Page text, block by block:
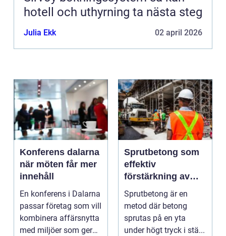
hotell och uthyrning ta nästa steg
Julia Ekk 02 april 2026
Konferens dalarna
när möten får mer
innehåll
En konferens i Dalarna
passar företag som vill
kombinera affärsnytta
med miljöer som ger
Sprutbetong som
effektiv
förstärkning av
berg och betong
Sprutbetong är en
metod där betong
sprutas på en yta
under högt tryck i stä...